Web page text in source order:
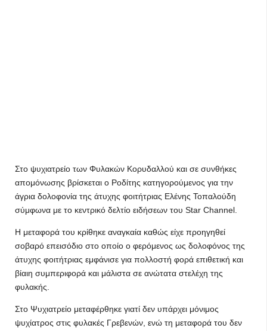
Στο ψυχιατρείο των Φυλακών Κορυδαλλού και σε συνθήκες
απομόνωσης βρίσκεται ο Ροδίτης κατηγορούμενος για την
άγρια δολοφονία της άτυχης φοιτήτριας Ελένης Τοπαλούδη
σύμφωνα με το κεντρικό δελτίο ειδήσεων του Star Channel.
Η μεταφορά του κρίθηκε αναγκαία καθώς είχε προηγηθεί
σοβαρό επεισόδιο στο οποίο ο φερόμενος ως δολοφόνος της
άτυχης φοιτήτριας εμφάνισε για πολλοστή φορά επιθετική και
βίαιη συμπεριφορά και μάλιστα σε ανώτατα στελέχη της
φυλακής.
Στο Ψυχιατρείο μεταφέρθηκε γιατί δεν υπάρχει μόνιμος
ψυχίατρος στις φυλακές Γρεβενών, ενώ τη μεταφορά του δεν